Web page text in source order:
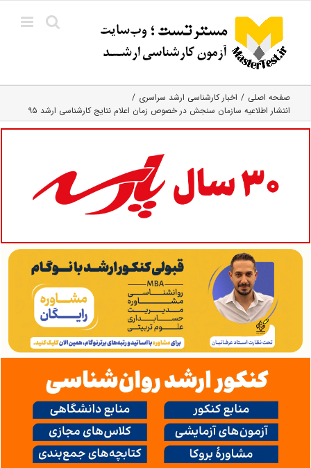
content
صفحه اصلی
اخبار کارشناسی ارشد سراسری
انتشار اطلاعیه سازمان سنجش در خصوص زمان اعلام نتایج کارشناسی ارشد ۹۵